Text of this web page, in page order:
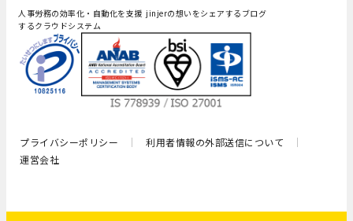
人事労務の効率化・自動化を支援
するクラウドシステム
jinjerの想いをシェアするブログ
プライバシーポリシー
利用者情報の外部送信について
運営会社